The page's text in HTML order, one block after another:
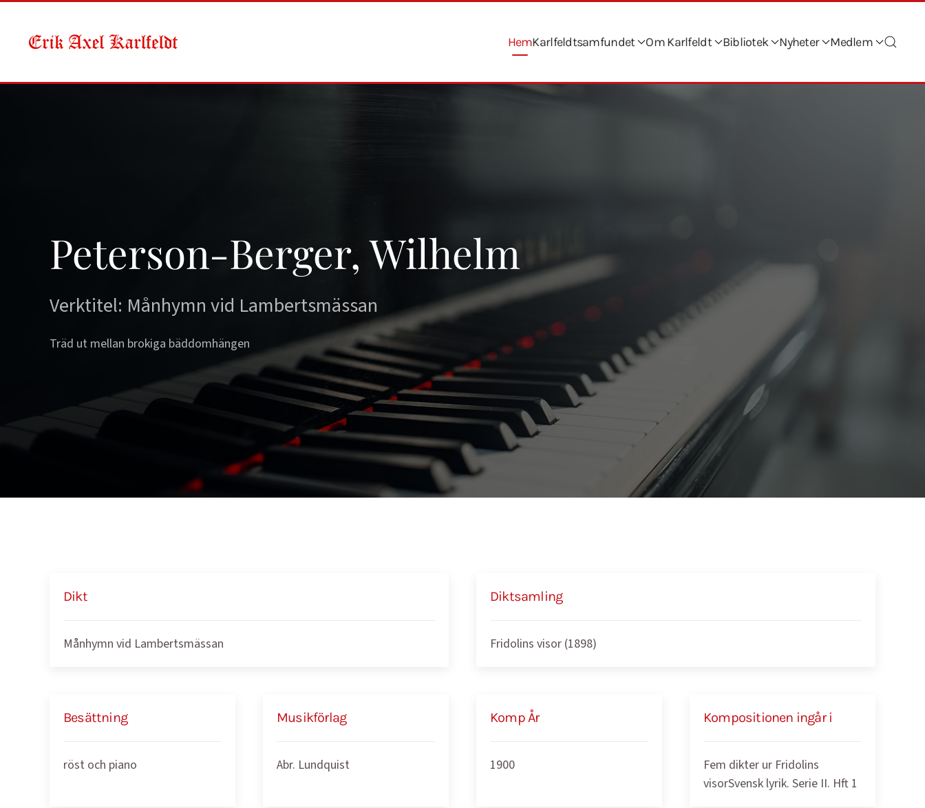
Skip to main content HemKarlfeldtsamfundet Om Karlfeldt Bibliotek Nyheter Medlem
Peterson-Berger, Wilhelm
Verktitel: Månhymn vid Lambertsmässan
Träd ut mellan brokiga bäddomhängen
Dikt
Månhymn vid Lambertsmässan
Diktsamling
Fridolins visor (1898)
Besättning
röst och piano
Musikförlag
Abr. Lundquist
Komp År
1900
Kompositionen ingår i
Fem dikter ur Fridolins
visorSvensk lyrik. Serie II. Hft 1